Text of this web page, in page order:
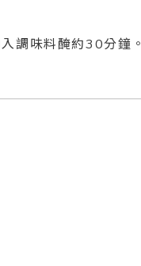
調味料醃約30分鐘。